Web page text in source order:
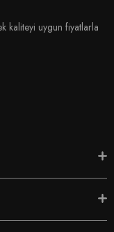
kaliteyi uygun fiyatlarla